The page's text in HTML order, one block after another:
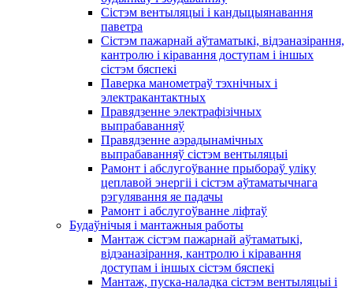
Сістэм вентыляцыі і кандыцыянавання
паветра
Сістэм пажарнай аўтаматыкі, відэаназірання,
кантролю і кіравання доступам і іншых
сістэм бяспекі
Паверка манометраў тэхнічных і
электракантактных
Правядзенне электрафізічных
выпрабаванняў
Правядзенне аэрадынамічных
выпрабаванняў сістэм вентыляцыі
Рамонт і абслугоўванне прыбораў уліку
цеплавой энергіі і сістэм аўтаматычнага
рэгулявання яе падачы
Рамонт і абслугоўванне ліфтаў
Будаўнічыя і мантажныя работы
Мантаж сістэм пажарнай аўтаматыкі,
відэаназірання, кантролю і кіравання
доступам і іншых сістэм бяспекі
Мантаж, пуска-наладка сістэм вентыляцыі і